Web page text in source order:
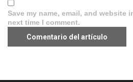
Save my name, email, and website
next time I comment.